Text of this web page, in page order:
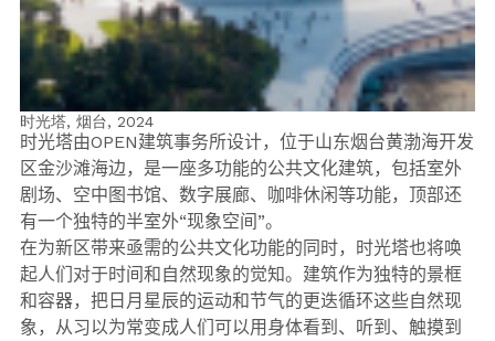
时光塔, 烟台, 2024
时光塔由OPEN建筑事务所设计，位于山东烟台黄渤海开发
区金沙滩海边，是一座多功能的公共文化建筑，包括室外
剧场、空中图书馆、数字展廊、咖啡休闲等功能，顶部还
有一个独特的半室外“现象空间”。
在为新区带来亟需的公共文化功能的同时，时光塔也将唤
起人们对于时间和自然现象的觉知。建筑作为独特的景框
和容器，把日月星辰的运动和节气的更迭循环这些自然现
象，从习以为常变成人们可以用身体看到、听到、触摸到